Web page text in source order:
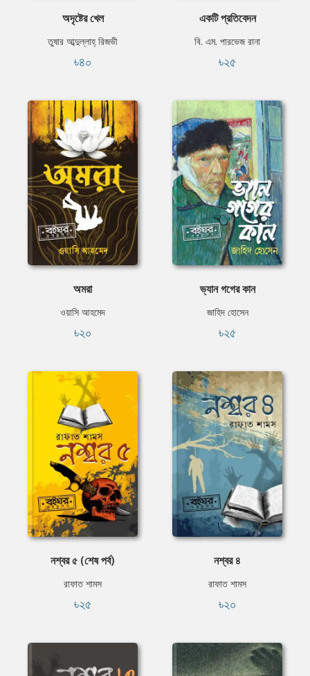
অদৃষ্টের খেল
তুষার আব্দুল্লাহ্ রিজভী
৳৪০
একটি প্রতিবেদন
বি. এম. পারভেজ রানা
৳২৫
অমরা
ওয়াসি আহমেদ
৳২০
ভ্যান গগের কান
জাহিদ হোসেন
৳২৫
নশ্বর ৫ (শেষ পর্ব)
রাফাত শামস
৳২৫
নশ্বর ৪
রাফাত শামস
৳২০